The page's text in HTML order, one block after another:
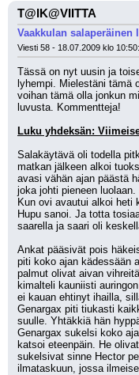
T@IK@VIITTA
Vaakkulan salaperäinen
Viesti 58 - 18.07.2009 klo
Tässä on nyt uusin ja
lyhempi. Mielestäni tämä
voihan tämä olla jonkun
luvusta. Kommentteja!
Luku yhdeksän:
Salakäytävä oli todella
matkan jälkeen alkoi
avasi vähän ajan päästä
joka johti pieneen
Kun ovi avautui alkoi heti
Hupu sanoi. Ja totta
saarella ja saari oli
Ankat pääsivät pois
piti koko ajan kädessään
palmut olivat aivan
kimalteli kauniisti
ei kauan ehtinyt ihailla,
Genargax piti tiukasti
suulle. Yhtäkkiä hän
Genargax sukelsi koko
katsoi eteenpäin. He
sukelsivat sinne Hector
ilmataskuun, jossa